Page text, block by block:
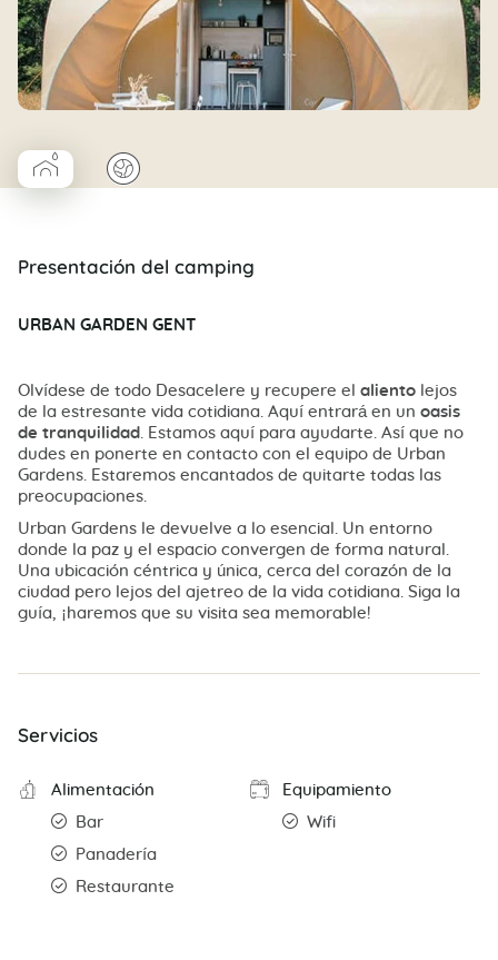
▰Coco Cabane salle d’eau
🌍
Presentación del camping
URBAN GARDEN GENT
Olvídese de todo Desacelere y recupere el aliento lejos
de la estresante vida cotidiana. Aquí entrará en un oasis
de tranquilidad
. Estamos aquí para ayudarte. Así que no
dudes en ponerte en contacto con el equipo de Urban
Gardens. Estaremos encantados de quitarte todas las
preocupaciones.
Urban Gardens le devuelve a lo esencial. Un entorno
donde la paz y el espacio convergen de forma natural.
Una ubicación céntrica y única, cerca del corazón de la
ciudad pero lejos del ajetreo de la vida cotidiana. Siga la
guía, ¡haremos que su visita sea memorable!
Servicios
Alimentación
Bar
Panadería
Restaurante
Equipamiento
Wifi